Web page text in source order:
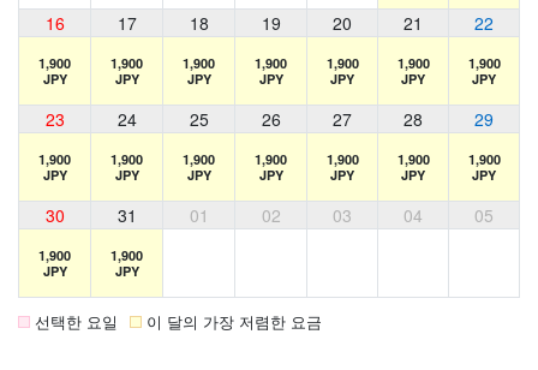
16 17 18 19 20 21 22
1,900
JPY
1,900
JPY
1,900
JPY
1,900
JPY
1,900
JPY
1,900
JPY
1,900
JPY
23 24 25 26 27 28 29
1,900
JPY
1,900
JPY
1,900
JPY
1,900
JPY
1,900
JPY
1,900
JPY
1,900
JPY
30 31 01 02 03 04 05
1,900
JPY
1,900
JPY
선택한 요일 이 달의 가장 저렴한 요금